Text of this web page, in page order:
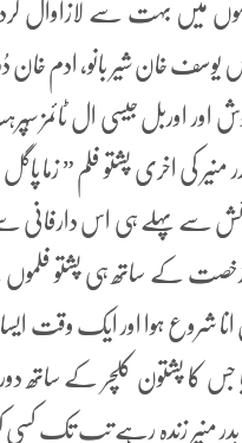
میں بہت سے لازاوال
یوسف خان شیر بانو، ادم خان
اور اوربل جیسی ال
کی اخری پشتو فلم ” زما
رُخصت کے ساتھ ہی پشتو فلموں
انا شروع ہوا اور ایک وقت
جس کا پشتون کلچر کے ساتھ
منیر زندہ رہے تب تک کسی